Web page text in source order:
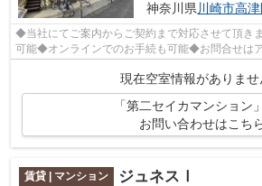
神奈川県川崎市高
◆当社にてご案内からご契約まで対応させて頂き
可能◆オンラインでのお手続も可能◆お問合せは
(044-932-6015)まで◆
現在空室情報がありませ
「第二セイカマンション
お問い合わせはこち
賃貸 | マンション ジュネスⅠ